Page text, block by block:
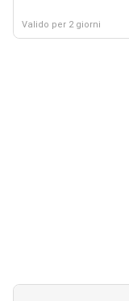
Valido per 2 giorni